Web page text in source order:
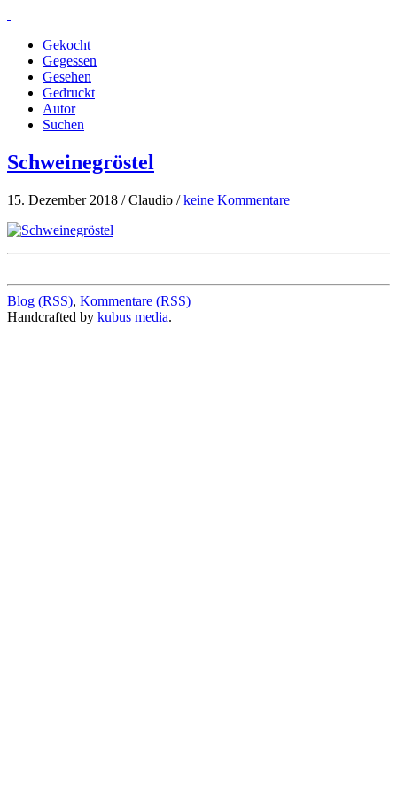
Gekocht
Gegessen
Gesehen
Gedruckt
Autor
Suchen
Schweinegröstel
15. Dezember 2018 / Claudio /keine Kommentare
Blog (RSS), Kommentare (RSS)
Handcrafted by kubus media.